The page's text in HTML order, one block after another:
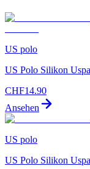
US polo
US Polo Silikon
CHF14.90
Ansehen
US polo
US Polo Silikon